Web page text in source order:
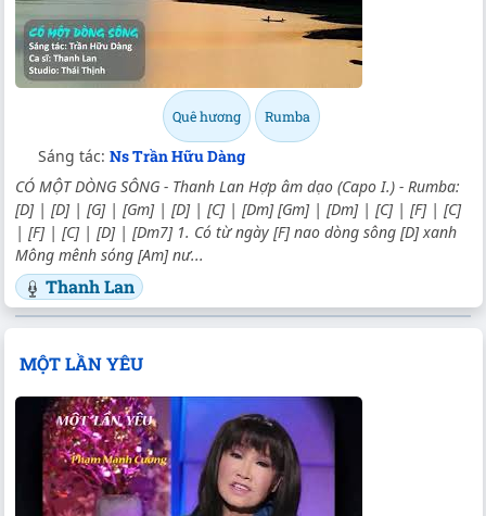
Quê hương Rumba
Sáng tác: Ns Trần Hữu Dàng
CÓ MỘT DÒNG SÔNG - Thanh Lan Hợp âm dạo (Capo I.) - Rumba:
[D] | [D] | [G] | [Gm] | [D] | [C] | [Dm] [Gm] | [Dm] | [C] | [F] | [C]
| [F] | [C] | [D] | [Dm7] 1. Có từ ngày [F] nao dòng sông [D] xanh
Mông mênh sóng [Am] nư...
Thanh Lan
MỘT LẦN YÊU